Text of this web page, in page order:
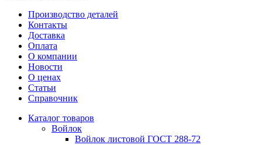
Производство деталей
Контакты
Доставка
Оплата
О компании
Новости
О ценах
Статьи
Справочник
Каталог товаров
Войлок
Войлок листовой ГОСТ 288-72